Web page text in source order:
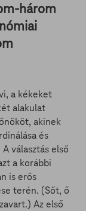
három
a kékeket
alakulat
akinek
és
választás első
a korábbi
is erős
terén. (Sőt, ő
Az első